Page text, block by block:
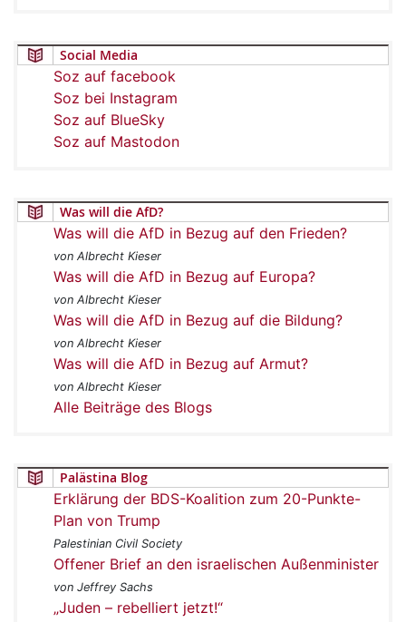
Social Media
Soz auf facebook
Soz bei Instagram
Soz auf BlueSky
Soz auf Mastodon
Was will die AfD?
Was will die AfD in Bezug auf den Frieden?
von Albrecht Kieser
Was will die AfD in Bezug auf Europa?
von Albrecht Kieser
Was will die AfD in Bezug auf die Bildung?
von Albrecht Kieser
Was will die AfD in Bezug auf Armut?
von Albrecht Kieser
Alle Beiträge des Blogs
Palästina Blog
Erklärung der BDS-Koalition zum 20-Punkte-
Plan von Trump
Palestinian Civil Society
Offener Brief an den israelischen Außenminister
von Jeffrey Sachs
„Juden – rebelliert jetzt!“